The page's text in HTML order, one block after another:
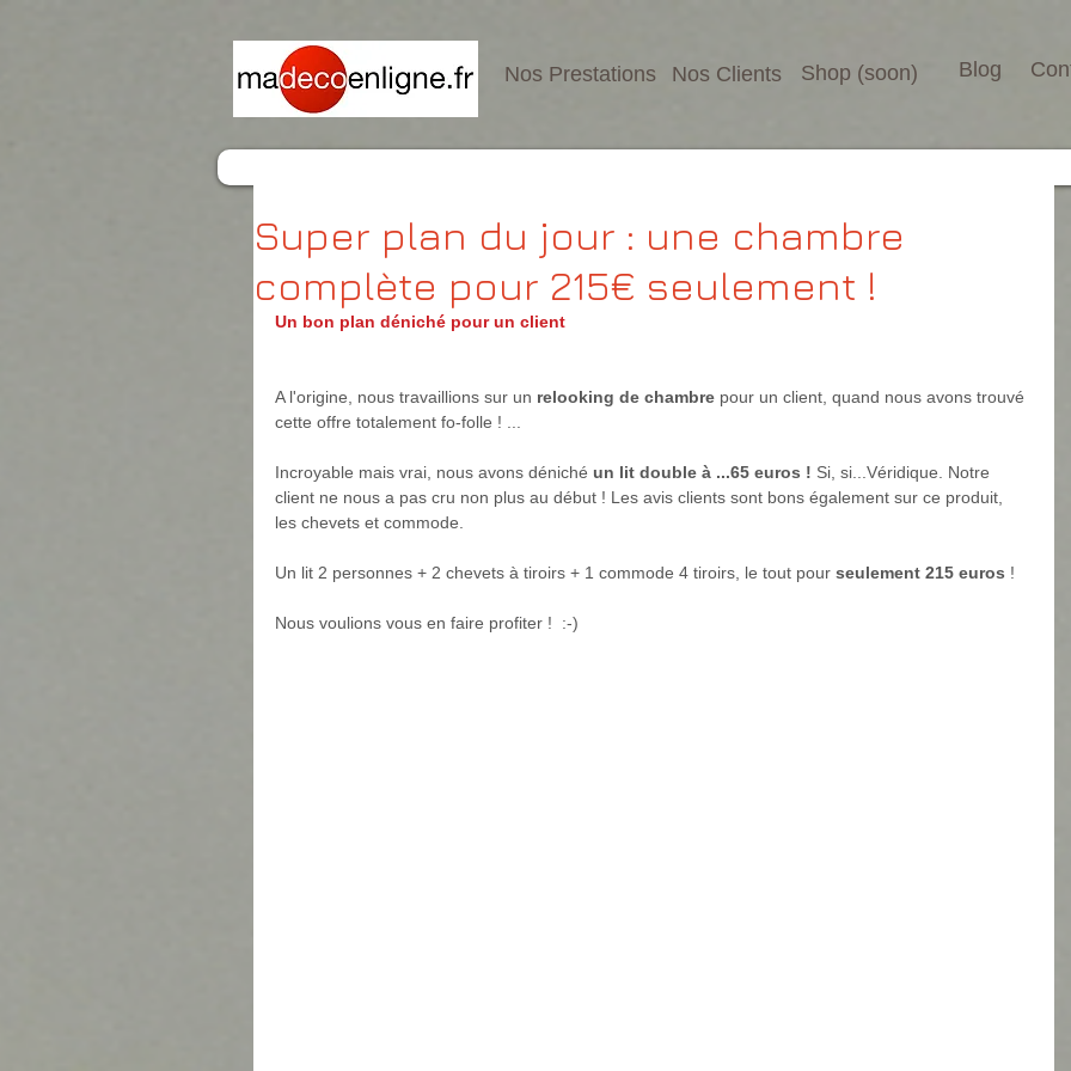
Nos Prestations Nos Clients Shop (soon) Blog
Super plan du jour : une chambre
complète pour 215€ seulement !
Un bon plan déniché pour un client
A l'origine, nous travaillions sur un relooking de chambre pour un client, quand nous avons trouvé
cette offre totalement fo-folle ! ...
Incroyable mais vrai, nous avons déniché un lit double à ...65 euros ! Si, si...Véridique. Notre
client ne nous a pas cru non plus au début ! Les avis clients sont bons également sur ce produit,
les chevets et commode.
Un lit 2 personnes + 2 chevets à tiroirs + 1 commode 4 tiroirs, le tout pour seulement 215 euros !
Nous voulions vous en faire profiter !  :-)